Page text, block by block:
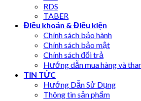
RDS
TABER
Điều khoản & Điều kiện
Chính sách bảo hành
Chính sách bảo mật
Chính sách đổi trả
Hướng dẫn mua hàng và
TIN TỨC
Hướng Dẫn Sử Dụng
Thông tin sản phẩm